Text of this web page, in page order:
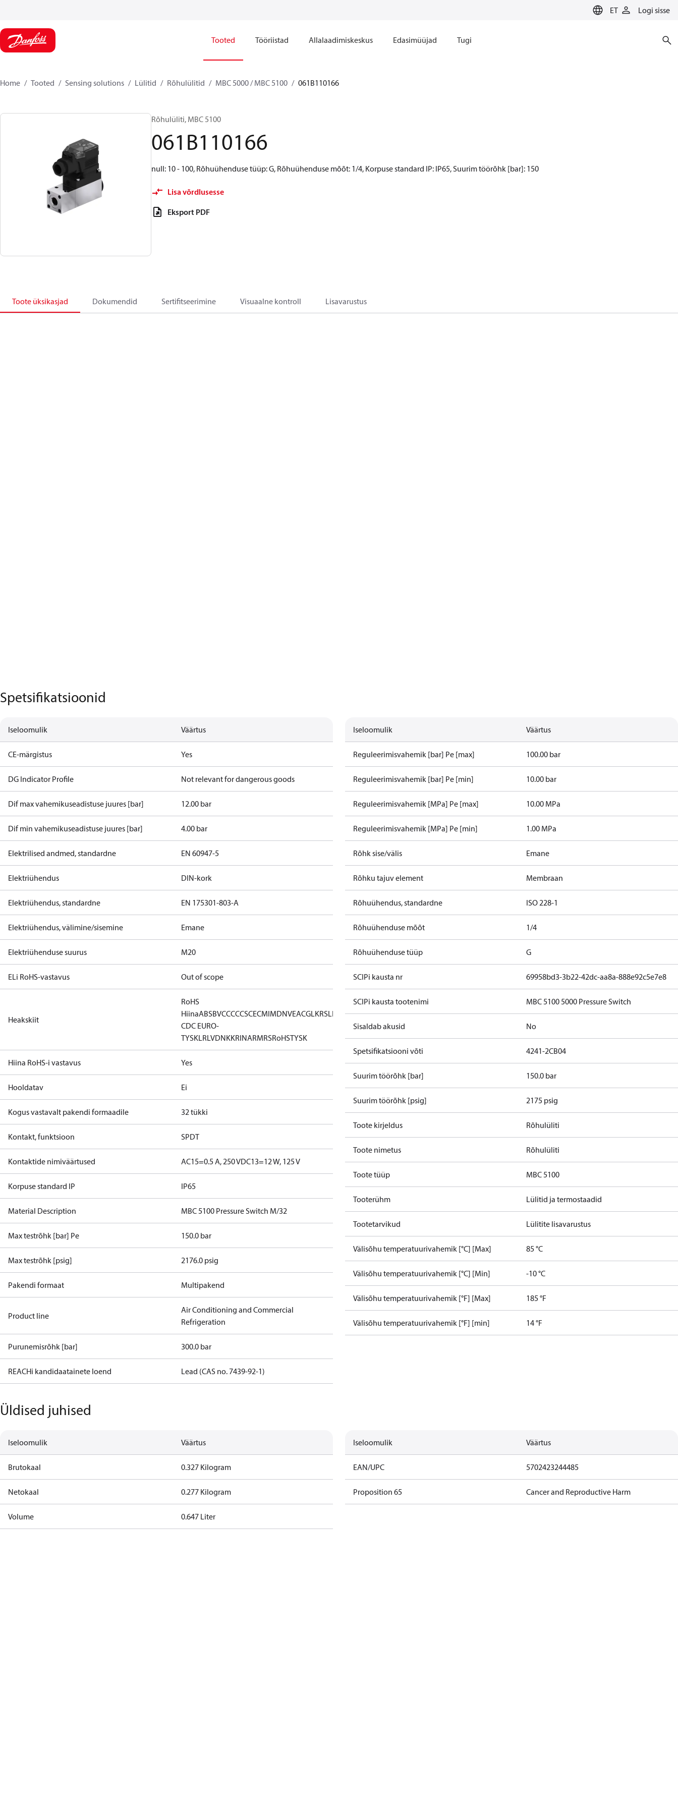
ET Logi sisse
Tooted Tööriistad Allalaadimiskeskus Edasimüüjad Tugi
Home Tooted Sensing solutions Lülitid Rõhulülitid MBC 5000 / MBC 5100 061B110166
Rõhulüliti, MBC 5100
061B110166
null: 10 - 100, Rõhuühenduse tüüp: G, Rõhuühenduse mõõt: 1/4, Korpuse standard IP: IP65, Suurim töörõhk [bar]: 150
Lisa võrdlusesse
Eksport PDF
Toote üksikasjad Dokumendid Sertifitseerimine Visuaalne kontroll Lisavarustus
Spetsifikatsioonid
Iseloomulik Väärtus
CE-märgistus Yes
DG Indicator Profile Not relevant for dangerous goods
Dif max vahemikuseadistuse juures [bar] 12.00 bar
Dif min vahemikuseadistuse juures [bar] 4.00 bar
Elektrilised andmed, standardne EN 60947-5
Elektriühendus DIN-kork
Elektriühendus, standardne EN 175301-803-A
Elektriühendus, välimine/sisemine Emane
Elektriühenduse suurus M20
ELi RoHS-vastavus Out of scope
Heakskiit
RoHS
HiinaABSBVCCCCCSCECMIMDNVEACGLKRSLLC
CDC EURO-
TYSKLRLVDNKKRINARMRSRoHSTYSK
Hiina RoHS-i vastavus Yes
Hooldatav Ei
Kogus vastavalt pakendi formaadile 32 tükki
Kontakt, funktsioon SPDT
Kontaktide nimiväärtused AC15=0.5 A, 250 VDC13=12 W, 125 V
Korpuse standard IP IP65
Material Description MBC 5100 Pressure Switch M/32
Max testrõhk [bar] Pe 150.0 bar
Max testrõhk [psig] 2176.0 psig
Pakendi formaat Multipakend
Product line
Air Conditioning and Commercial
Refrigeration
Purunemisrõhk [bar] 300.0 bar
REACHi kandidaatainete loend Lead (CAS no. 7439-92-1)
Iseloomulik Väärtus
Reguleerimisvahemik [bar] Pe [max] 100.00 bar
Reguleerimisvahemik [bar] Pe [min] 10.00 bar
Reguleerimisvahemik [MPa] Pe [max] 10.00 MPa
Reguleerimisvahemik [MPa] Pe [min] 1.00 MPa
Rõhk sise/välis Emane
Rõhku tajuv element Membraan
Rõhuühendus, standardne ISO 228-1
Rõhuühenduse mõõt 1/4
Rõhuühenduse tüüp G
SCIPi kausta nr 69958bd3-3b22-42dc-aa8a-888e92c5e7e8
SCIPi kausta tootenimi MBC 5100 5000 Pressure Switch
Sisaldab akusid No
Spetsifikatsiooni võti 4241-2CB04
Suurim töörõhk [bar] 150.0 bar
Suurim töörõhk [psig] 2175 psig
Toote kirjeldus Rõhulüliti
Toote nimetus Rõhulüliti
Toote tüüp MBC 5100
Tooterühm Lülitid ja termostaadid
Tootetarvikud Lülitite lisavarustus
Välisõhu temperatuurivahemik [°C] [Max] 85 °C
Välisõhu temperatuurivahemik [°C] [Min] -10 °C
Välisõhu temperatuurivahemik [°F] [Max] 185 °F
Välisõhu temperatuurivahemik [°F] [min] 14 °F
Üldised juhised
Iseloomulik Väärtus
Brutokaal 0.327 Kilogram
Netokaal 0.277 Kilogram
Volume 0.647 Liter
Iseloomulik Väärtus
EAN/UPC 5702423244485
Proposition 65 Cancer and Reproductive Harm